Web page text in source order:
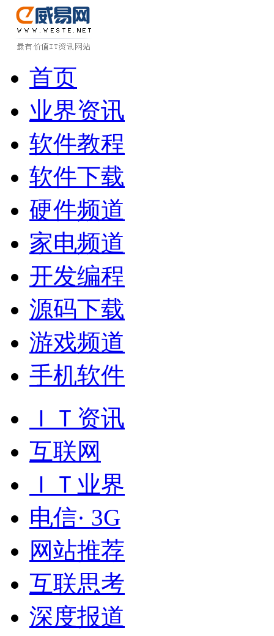
首页
业界资讯
软件教程
软件下载
硬件频道
家电频道
开发编程
源码下载
游戏频道
手机软件
ＩＴ资讯
互联网
ＩＴ业界
电信· 3G
网站推荐
互联思考
深度报道